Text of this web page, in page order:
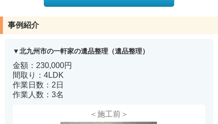
事例紹介
北九州市の一軒家の遺品整理（遺品整理）
金額：230,000円
間取り：4LDK
作業日数：2日
作業人数：3名
＜施工前＞